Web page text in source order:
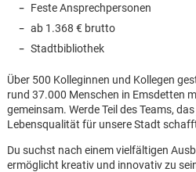
Feste Ansprechpersonen
ab 1.368 € brutto
Stadtbibliothek
Über 500 Kolleginnen und Kollegen
rund 37.000 Menschen in Emsdetten
gemeinsam. Werde Teil des Teams,
Lebensqualität für unsere Stadt
Du suchst nach einem vielfältigen
ermöglicht kreativ und innovativ zu